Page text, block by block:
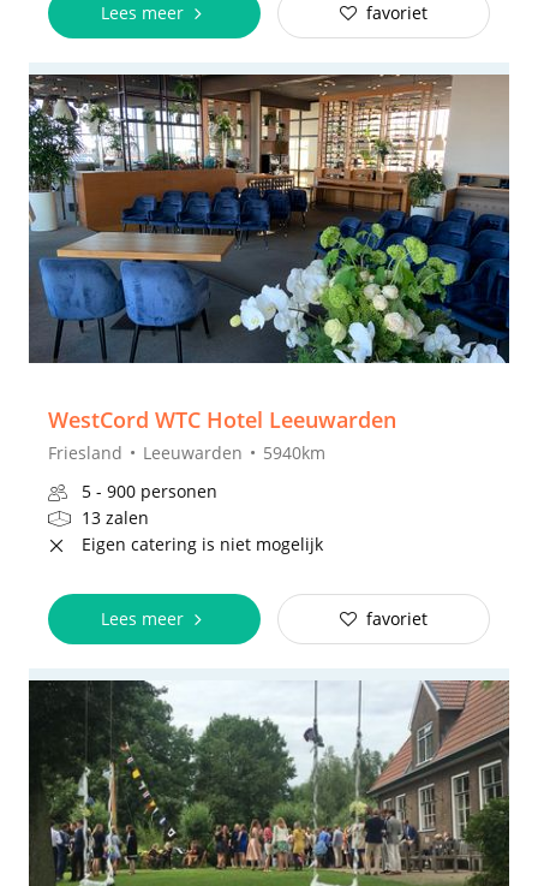
Lees meer favoriet
WestCord WTC Hotel Leeuwarden
Friesland Leeuwarden
5940km
5 - 900 personen
13 zalen
Eigen catering is niet mogelijk
Lees meer favoriet